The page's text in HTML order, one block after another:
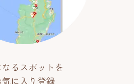
るスポットを
気に入り登録